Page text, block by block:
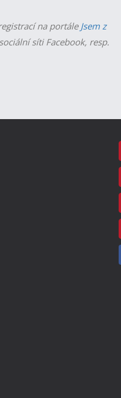
na portále Jsem z
síti Facebook, resp.